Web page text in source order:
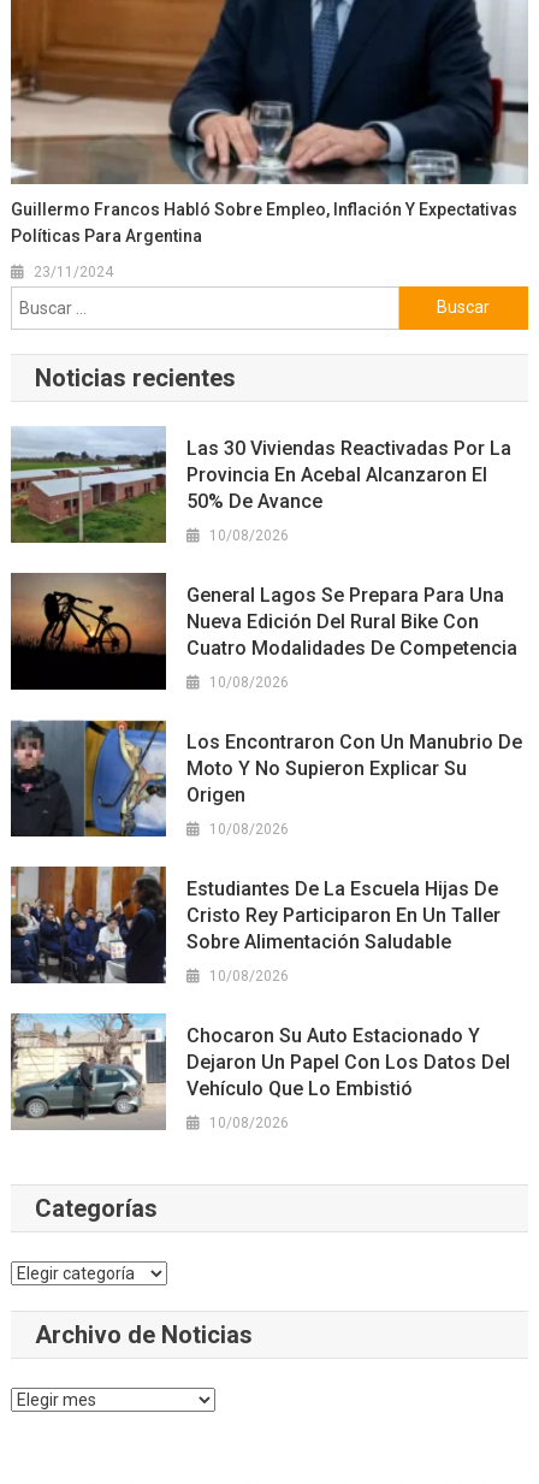
Guillermo Francos Habló Sobre Empleo, Inflación Y Expectativas
Políticas Para Argentina
23/11/2024
Buscar:
Noticias recientes
Las 30 Viviendas Reactivadas Por La
Provincia En Acebal Alcanzaron El
50% De Avance
10/08/2026
General Lagos Se Prepara Para Una
Nueva Edición Del Rural Bike Con
Cuatro Modalidades De Competencia
10/08/2026
Los Encontraron Con Un Manubrio De
Moto Y No Supieron Explicar Su
Origen
10/08/2026
Estudiantes De La Escuela Hijas De
Cristo Rey Participaron En Un Taller
Sobre Alimentación Saludable
10/08/2026
Chocaron Su Auto Estacionado Y
Dejaron Un Papel Con Los Datos Del
Vehículo Que Lo Embistió
10/08/2026
Categorías
Categorías
Archivo de Noticias
Archivo